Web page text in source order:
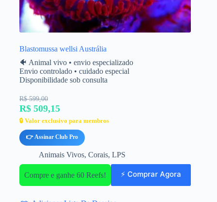
Blastomussa wellsi Austrália
🐠 Animal vivo • envio especializado
Envio controlado • cuidado especial
Disponibilidade sob consulta
R$ 599,00
R$ 509,15
🔒 Valor exclusivo para membros
👉 Assinar Club Pro
Animais Vivos, Corais, LPS
Compre e ganhe 60 Reefs! ⚡ Comprar Agora